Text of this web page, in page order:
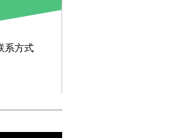
系方式